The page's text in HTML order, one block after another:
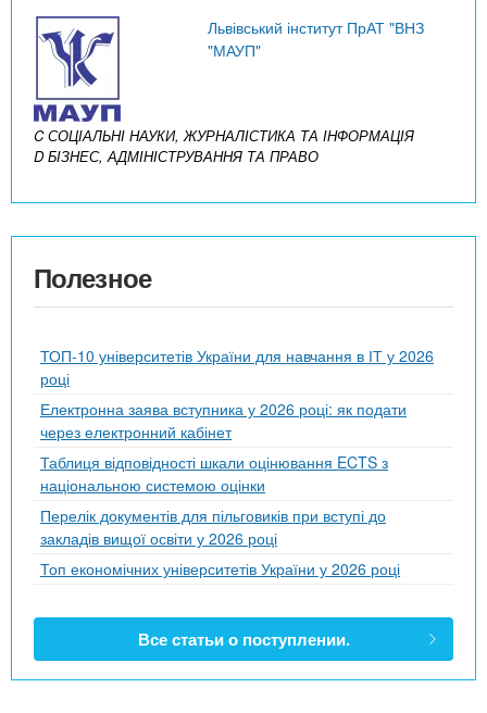
Львівський інститут ПрАТ "ВНЗ
"МАУП"
C СОЦІАЛЬНІ НАУКИ, ЖУРНАЛІСТИКА ТА ІНФОРМАЦІЯ
D БІЗНЕС, АДМІНІСТРУВАННЯ ТА ПРАВО
Полезное
ТОП-10 університетів України для навчання в ІТ у 2026
році
Електронна заява вступника у 2026 році: як подати
через електронний кабінет
Таблиця відповідності шкали оцінювання ECTS з
національною системою оцінки
Перелік документів для пільговиків при вступі до
закладів вищої освіти у 2026 році
Топ економічних університетів України у 2026 році
Все статьи о поступлении.